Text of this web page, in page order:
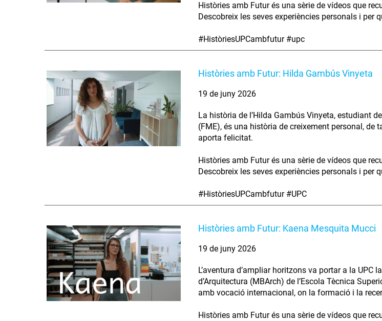
Històries amb Futur és una sèrie de vídeos que
Descobreix les seves experiències personals i per
#HistòriesUPCambfutur #upc
Històries amb Futur: Hilda Gambús Vinyeta
19 de juny 2026
La història de l’Hilda Gambús Vinyeta, estudiant
(FME), és una història de creixement personal, de
aporta felicitat.
Històries amb Futur és una sèrie de vídeos que
Descobreix les seves experiències personals i per
#HistòriesUPCambfutur #UPC
Històries amb Futur: Kaena Mesquita Mucci
19 de juny 2026
L’aventura d’ampliar horitzons va portar a la
d’Arquitectura (MBArch) de l’Escola Tècnica
amb vocació internacional, on la formació i la
Històries amb Futur és una sèrie de vídeos que